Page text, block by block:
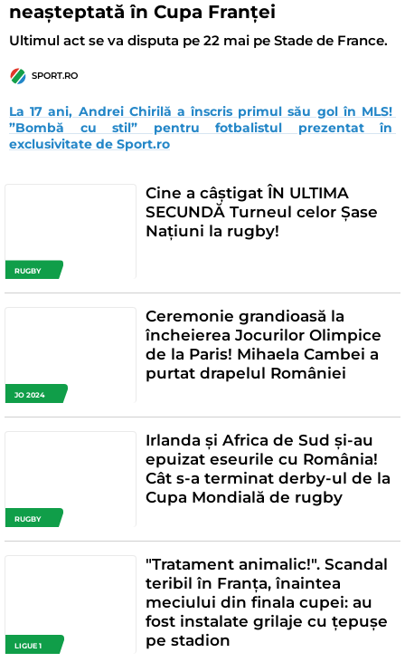
neașteptată în Cupa Franței
Ultimul act se va disputa pe 22 mai pe Stade de France.
SPORT.RO
La 17 ani, Andrei Chirilă a înscris primul său gol în MLS!
”Bombă cu stil” pentru fotbalistul prezentat în
exclusivitate de Sport.ro
RUGBY
Cine a câștigat ÎN ULTIMA
SECUNDĂ Turneul celor Șase
Națiuni la rugby!
JO 2024
Ceremonie grandioasă la
încheierea Jocurilor Olimpice
de la Paris! Mihaela Cambei a
purtat drapelul României
RUGBY
Irlanda și Africa de Sud și-au
epuizat eseurile cu România!
Cât s-a terminat derby-ul de la
Cupa Mondială de rugby
LIGUE 1
"Tratament animalic!". Scandal
teribil în Franța, înaintea
meciului din finala cupei: au
fost instalate grilaje cu țepușe
pe stadion